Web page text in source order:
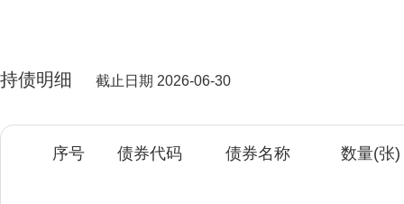
持债明细 截止日期 2026-06-30
序号 债券代码 债券名称 数量(张)